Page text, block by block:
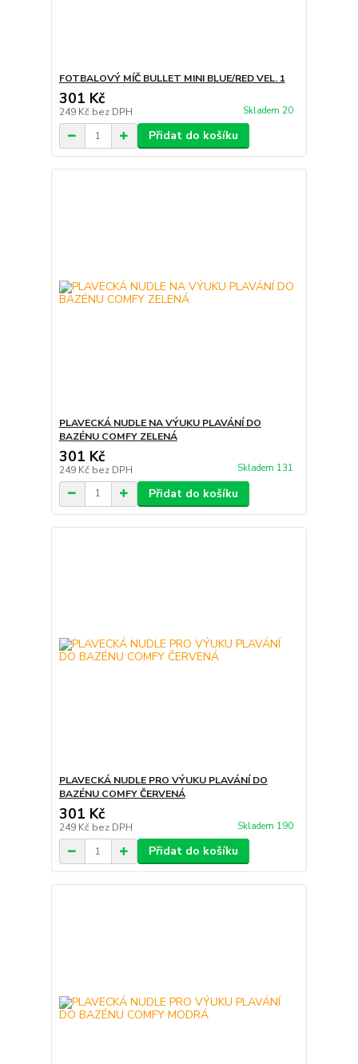
FOTBALOVÝ MÍČ BULLET MINI BLUE/RED VEL. 1
301 Kč
249 Kč bez DPH Skladem 20
Přidat do košíku
PLAVECKÁ NUDLE NA VÝUKU PLAVÁNÍ DO
BAZÉNU COMFY ZELENÁ
301 Kč
249 Kč bez DPH Skladem 131
Přidat do košíku
PLAVECKÁ NUDLE PRO VÝUKU PLAVÁNÍ DO
BAZÉNU COMFY ČERVENÁ
301 Kč
249 Kč bez DPH Skladem 190
Přidat do košíku